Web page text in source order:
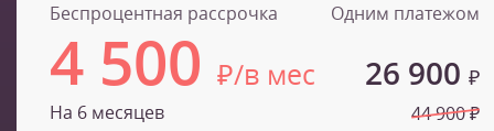
Беспроцентная рассрочка
4 500 ₽/в мес
На 6 месяцев
Одним платежом
26 900 ₽
44 900 ₽